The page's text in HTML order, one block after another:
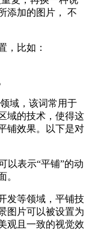
添加的图片， 不
，比如：
域，该词常用于
域的技术，使得这
铺效果。以下是对
以表示“平铺”的动
。
发等领域，平铺技
图片可以被设置为
观且一致的视觉效